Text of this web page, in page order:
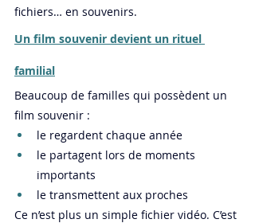
fichiers… en souvenirs.
Un film souvenir devient un rituel
familial
Beaucoup de familles qui possèdent un
film souvenir :
le regardent chaque année
le partagent lors de moments
importants
le transmettent aux proches
Ce n’est plus un simple fichier vidéo. C’est